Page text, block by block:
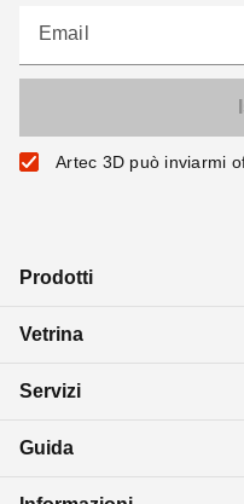
Email
Artec 3D può inviarmi
Prodotti
Vetrina
Servizi
Guida